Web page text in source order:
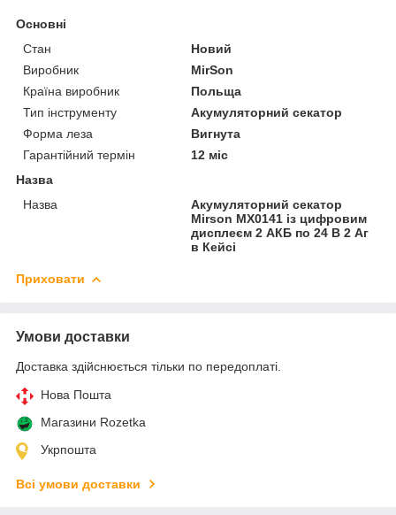
Основні
Стан
Новий
Виробник
MirSon
Країна виробник
Польща
Тип інструменту
Акумуляторний секатор
Форма леза
Вигнута
Гарантійний термін
12 міс
Назва
Назва
Акумуляторний секатор
Mirson MX0141 із цифровим
дисплеєм 2 АКБ по 24 В 2 Аг
в Кейсі
Приховати
Умови доставки
Доставка здійснюється тільки по передоплаті.
Нова Пошта
Магазини Rozetka
Укрпошта
Всі умови доставки